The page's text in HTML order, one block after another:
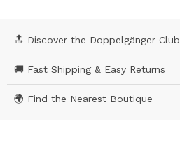
🔝 Discover the Doppelgänger Club
🚚 Fast Shipping & Easy Returns
🌍 Find the Nearest Boutique